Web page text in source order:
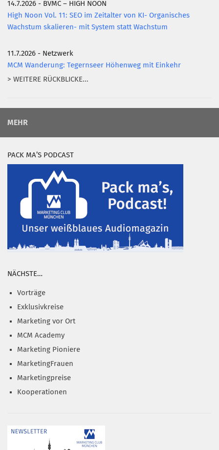
14.7.2026 - BVMC – HIGH NOON
High Noon Vol. 11: SEO im Zeitalter von KI- Organisches
Wachstum skalieren- mit System statt Wachstum
11.7.2026 - Netzwerk
MCM Wanderung: Tegernseer Höhenweg mit Einkehr
> WEITERE RÜCKBLICKE...
MEHR
PACK MA’S PODCAST
NÄCHSTE…
Vorträge
Exklusivkreise
Marketing vor Ort
MCM Academy
Marketing Pioniere
MarketingFrauen
Marketingpreise
Kooperationen